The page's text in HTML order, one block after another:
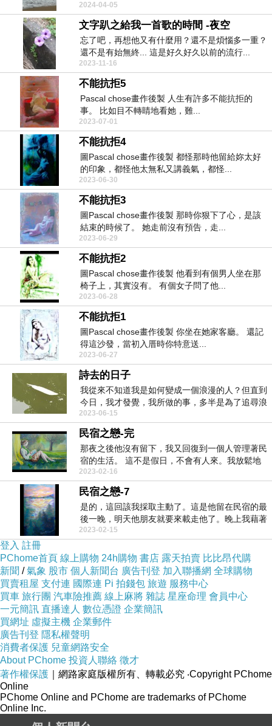
熊燃燒著...
2024-04-05
文字趴之給我一首歌的時間 -夜空
忘了吧，再想他又有什麼用？還不是煩惱多一重？
還不是有始無終... 這是好久好久以前的流行...
2023-11-16
不能抗拒5
Pascal chose畫作後製 人生有許多不能抗拒的
事。 比如目不轉睛地看她，難...
2023-07-01
不能抗拒4
圖Pascal chose畫作後製 都怪那時他留給妳太好
的印象，都怪他太無私又講義氣，都怪...
2023-06-30
不能抗拒3
圖Pascal chose畫作後製 那時你狠下了心，是該
結束的時候了。 她走前沒有預告，走...
2023-06-29
不能抗拒2
圖Pascal chose畫作後製 他看到有個男人坐在那
椅子上，其實沒有。 有個女子問了他...
2023-06-28
不能抗拒1
圖Pascal chose畫作後製 你坐在她家客廳。 還記
得這沙發，當初入厝時你特意送...
2023-06-27
詩去的日子
我從來不知道我是如何變成一個浪漫的人？但直到
今日，我才發覺，我所做的事，多半是為了追尋浪
漫。而...
2023-06-15
民宿之戀-完
那夜之後他沒有留下，我又回復到一個人管理著民
宿的生活。 這不是假日，不會有人來。我放鬆地
坐在屋...
2023-02-16
民宿之戀-7
是的，這回該我採取主動了。這是他留在民宿的最
後一晚，明天他朋友就要來載走他了。晚上我藉著
感謝...
2023-02-15
登入 註冊
PChome首頁 線上購物 24h購物 書店 露天拍賣 比比昂代購
新聞 /氣象 股市 個人新聞台 廣告刊登 加入聯播網 全球購物
買賣租屋 支付連 國際連 Pi 拍錢包 旅遊 服務中心
買車 旅行團 汽車險推薦 線上麻將 雜誌 星座命理 會員中心
一元簡訊 直播達人 數位憑證 企業簡訊
買網址 虛擬主機 企業郵件
廣告刊登 隱私權聲明
消費者保護 兒童網路安全
About PChome 投資人聯絡 徵才
著作權保護 ｜網路家庭版權所有、轉載必究 ‧Copyright PChome
Online
PChome Online and PChome are trademarks of PChome
Online Inc.